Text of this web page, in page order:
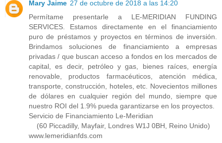
Mary Jaime 27 de octubre de 2018 a las 14:20
Permítame presentarle a LE-MERIDIAN FUNDING
SERVICES. Estamos directamente en el financiamiento
puro de préstamos y proyectos en términos de inversión.
Brindamos soluciones de financiamiento a empresas
privadas / que buscan acceso a fondos en los mercados de
capital, es decir, petróleo y gas, bienes raíces, energía
renovable, productos farmacéuticos, atención médica,
transporte, construcción, hoteles, etc. Novecientos millones
de dólares en cualquier región del mundo, siempre que
nuestro ROI del 1.9% pueda garantizarse en los proyectos.
Servicio de Financiamiento Le-Meridian
(60 Piccadilly, Mayfair, Londres W1J 0BH, Reino Unido)
www.lemeridianfds.com